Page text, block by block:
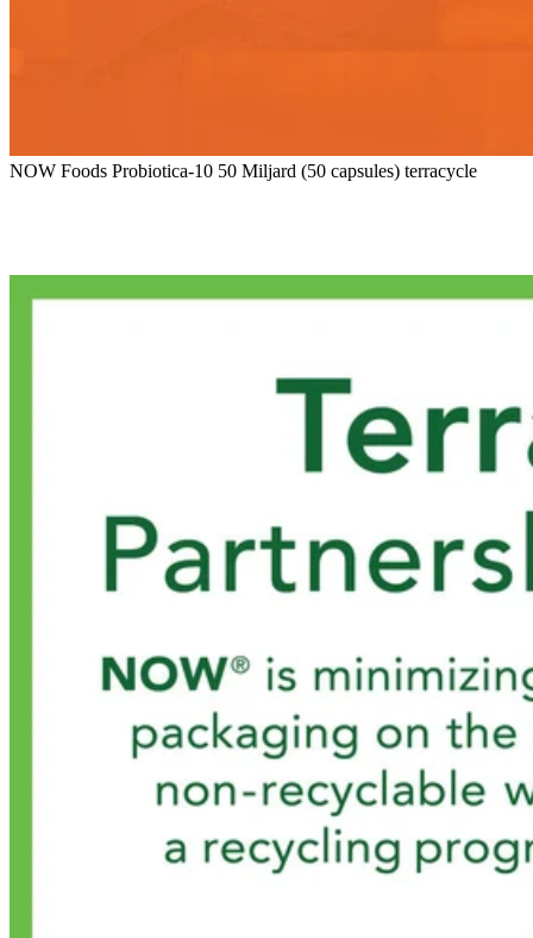
NOW Foods Probiotica-10 50 Miljard (50 capsules) terracycle